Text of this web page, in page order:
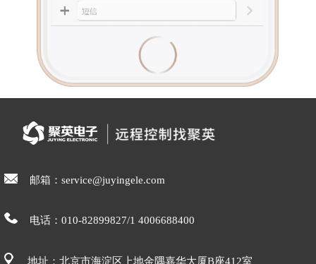
邮箱：service@juyingele.com
电话：010-82899827/1 4006688400
地址：北京市海淀区上地金隅嘉华大厦B座412室